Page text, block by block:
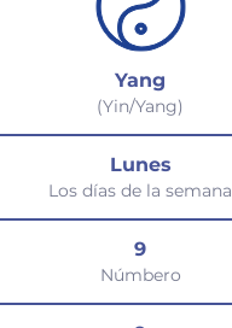
Yang
(Yin/Yang)
Lunes
Los días de la semana
9
Númbero